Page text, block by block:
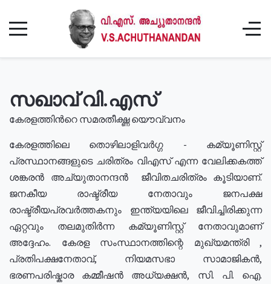
സഖാവ് വി.എസ്
കേരളത്തിൻറെ സമരതീക്ഷ്ണ യൌവ്വനം
കേരളത്തിലെ തൊഴിലാളിവർഗ്ഗ - കമ്യൂണിസ്റ്റ്
പ്രസ്ഥാനങ്ങളുടെ ചരിത്രം വിഎസ് എന്ന വേലിക്കകത്ത്
ശങ്കരൻ അച്യുതാനന്ദൻ ജീവിതചരിത്രം കൂടിയാണ്.
ജനകീയ രാഷ്ട്രീയ നേതാവും ജനപക്ഷ
രാഷ്ട്രീയപ്രവർത്തകനും ഇന്ത്യയിലെ ജീവിച്ചിരിക്കുന്ന
ഏറ്റവും തലമുതിർന്ന കമ്യൂണിസ്റ്റ് നേതാവുമാണ്
അദ്ദേഹം. കേരള സംസ്ഥാനത്തിന്റെ മുഖ്യമന്ത്രി ,
പ്രതിപക്ഷനേതാവ്, നിയമസഭാ സാമാജികൻ,
ഭരണപരിഷ്കാര കമ്മീഷൻ അധ്യക്ഷൻ, സി. പി. ഐ.